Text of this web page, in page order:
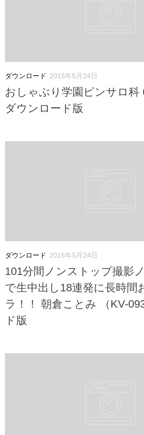
ダウンロード 2015年5月24日
おしゃぶり学園ピンサロ科
ダウンロード版
ダウンロード 2015年5月24日
101分間ノンストップ撮影
で生中出し18連発に長時間
ラ！！ 朝倉ことみ （KV-
ド版